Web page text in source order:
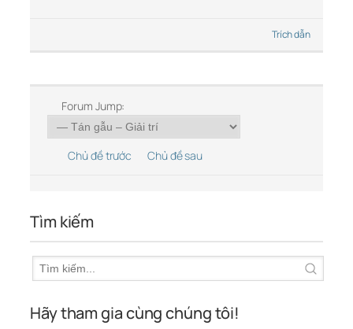
Trích dẫn
Forum Jump:
Chủ đề trước Chủ đề sau
Tìm kiếm
Hãy tham gia cùng chúng tôi!